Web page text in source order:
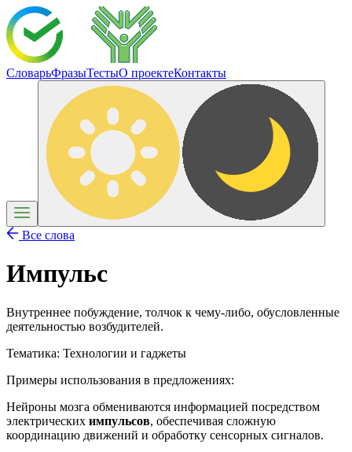
СловарьФразыТестыО проектеКонтакты
Все слова
Импульс
Внутреннее побуждение, толчок к чему-либо, обусловленные
деятельностью возбудителей.
Тематика: Технологии и гаджеты
Примеры использования в предложениях:
Нейроны мозга обмениваются информацией посредством
электрических импульсов, обеспечивая сложную
координацию движений и обработку сенсорных сигналов.